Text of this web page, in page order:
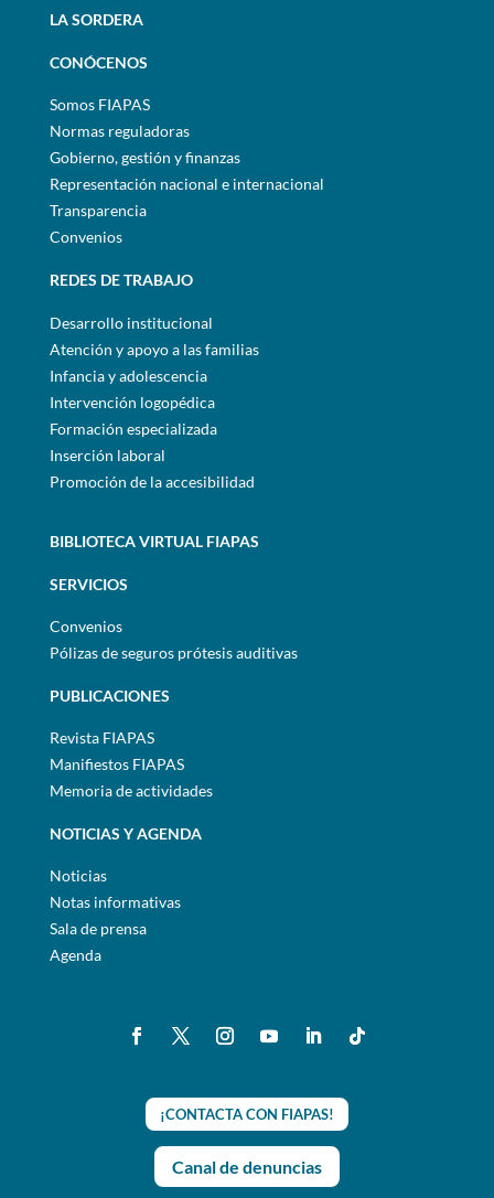
LA SORDERA
CONÓCENOS
Somos FIAPAS
Normas reguladoras
Gobierno, gestión y finanzas
Representación nacional e internacional
Transparencia
Convenios
REDES DE TRABAJO
Desarrollo institucional
Atención y apoyo a las familias
Infancia y adolescencia
Intervención logopédica
Formación especializada
Inserción laboral
Promoción de la accesibilidad
BIBLIOTECA VIRTUAL FIAPAS
SERVICIOS
Convenios
Pólizas de seguros prótesis auditivas
PUBLICACIONES
Revista FIAPAS
Manifiestos FIAPAS
Memoria de actividades
NOTICIAS Y AGENDA
Noticias
Notas informativas
Sala de prensa
Agenda
¡CONTACTA CON FIAPAS!
Canal de denuncias